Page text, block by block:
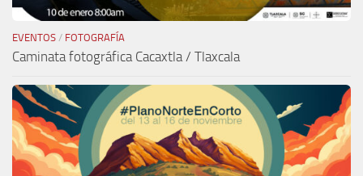
EVENTOS / FOTOGRAFÍA
Caminata fotográfica Cacaxtla / Tlaxcala